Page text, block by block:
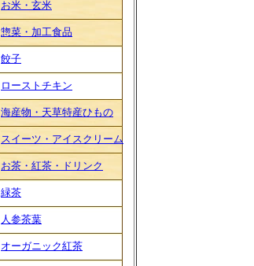
お米・玄米
惣菜・加工食品
餃子
ローストチキン
海産物・天草特産ひもの
スイーツ・アイスクリーム
お茶・紅茶・ドリンク
緑茶
人参茶葉
オーガニック紅茶